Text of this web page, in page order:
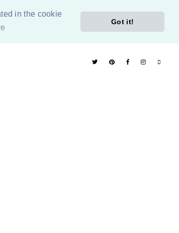
in the cookie
Got it!